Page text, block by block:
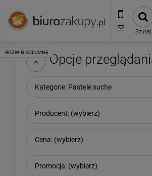
32
Szukaj
Opcje
Kategorie: Pastele suche
Producent: (wybierz)
Cena: (wybierz)
Promocja: (wybierz)